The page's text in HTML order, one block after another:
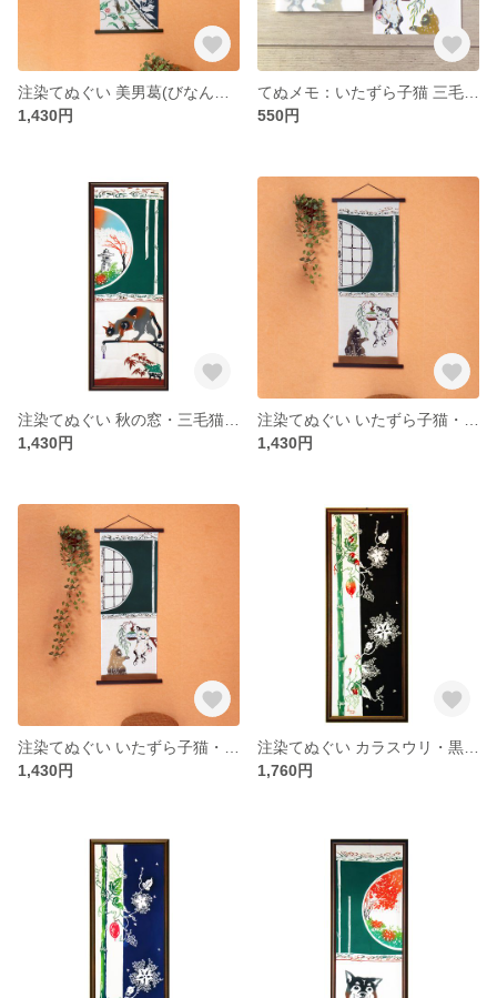
1,430円
550円
1,430円
1,430円
1,430円
1,760円